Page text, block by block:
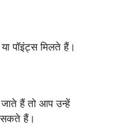
पॉइंट्स मिलते हैं।
हैं तो आप उन्हें
सकते हैं।